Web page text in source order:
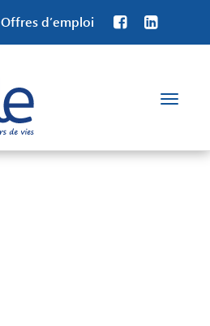
Offres d’emploi
Toggle